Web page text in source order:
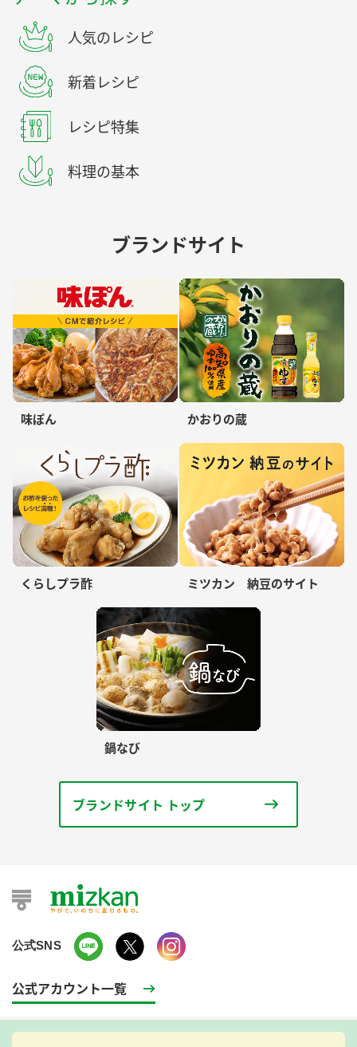
人気のレシピ
新着レシピ
レシピ特集
料理の基本
ブランドサイト
味ぽん かおりの蔵
くらしプラ酢 ミツカン 納豆のサイト
鍋なび
ブランドサイト トップ
公式SNS
公式アカウント一覧